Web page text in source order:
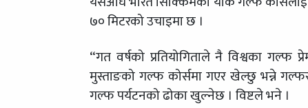
७० मिटरको उचाइमा छ ।
“गत वर्षको प्रतियोगिताले नै विश्वका
मुस्ताङको गल्फ कोर्समा गएर खेल्छु भन्ने
गल्फ पर्यटनको ढोका खुल्नेछ । विष्टले भने ।